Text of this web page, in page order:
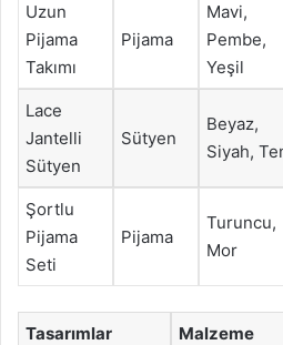
Uzun
Pijama
Takımı
Pijama
Mavi,
Pembe,
Yeşil
Lace
Jantelli
Sütyen
Sütyen
Beyaz,
Siyah,
Şortlu
Pijama
Seti
Pijama
Turuncu,
Mor
Tasarımlar Malzeme